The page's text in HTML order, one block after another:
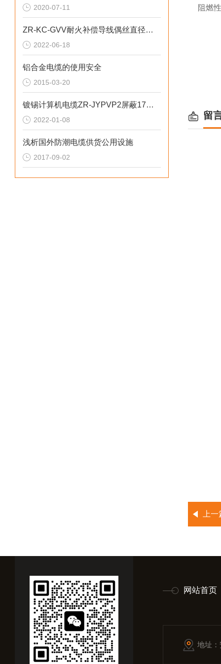
2020-07-11
ZR-KC-GVV耐火补偿导线偶丝直径偏差0.15mm
2022-06-18
铝合金电缆的使用安全
2015-03-20
镀锡计算机电缆ZR-JYPVP2屏蔽17芯500V
2022-01-08
浅析国外防潮电缆供货公用设施
2017-09-02
阻燃
留
上
网站首页
地址